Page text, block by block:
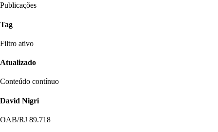
Publicações
Tag
Filtro ativo
Atualizado
Conteúdo contínuo
David Nigri
OAB/RJ 89.718